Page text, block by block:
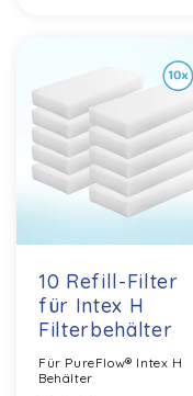
10 Refill-Filter
für Intex H
Filterbehälter
Für PureFlow® Intex H
Behälter